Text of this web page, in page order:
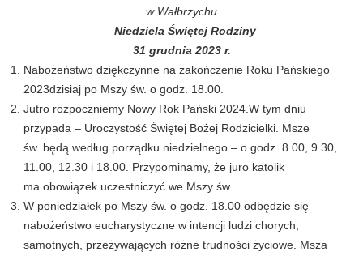
w Wałbrzychu
Niedziela Świętej Rodziny
31 grudnia 2023 r.
Nabożeństwo dziękczynne na zakończenie Roku Pańskiego
2023dzisiaj po Mszy św. o godz. 18.00.
Jutro rozpoczniemy Nowy Rok Pański 2024.W tym dniu
przypada – Uroczystość Świętej Bożej Rodzicielki. Msze
św. będą według porządku niedzielnego – o godz. 8.00, 9.30,
11.00, 12.30 i 18.00. Przypominamy, że juro katolik
ma obowiązek uczestniczyć we Mszy św.
W poniedziałek po Mszy św. o godz. 18.00 odbędzie się
nabożeństwo eucharystyczne w intencji ludzi chorych,
samotnych, przeżywających różne trudności życiowe. Msza